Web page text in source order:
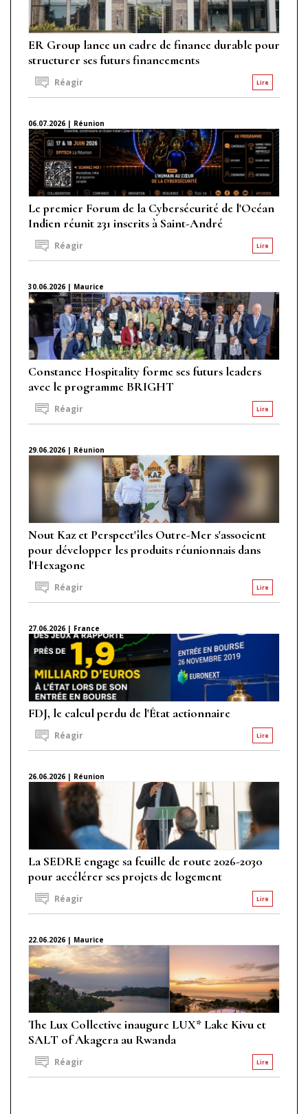
ER Group lance un cadre de finance durable pour
structurer ses futurs financements
Lire
Réagir
06.07.2026 | Réunion
Le premier Forum de la Cybersécurité de l'Océan
Indien réunit 231 inscrits à Saint-André
Lire
Réagir
30.06.2026 | Maurice
Constance Hospitality forme ses futurs leaders
avec le programme BRIGHT
Lire
Réagir
29.06.2026 | Réunion
Nout Kaz et Perspect'îles Outre-Mer s'associent
pour développer les produits réunionnais dans
l'Hexagone
Lire
Réagir
27.06.2026 | France
FDJ, le calcul perdu de l'État actionnaire
Lire
Réagir
26.06.2026 | Réunion
La SEDRE engage sa feuille de route 2026-2030
pour accélérer ses projets de logement
Lire
Réagir
22.06.2026 | Maurice
The Lux Collective inaugure LUX* Lake Kivu et
SALT of Akagera au Rwanda
Lire
Réagir